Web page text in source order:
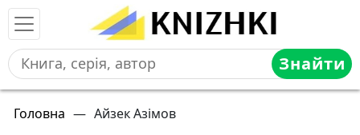
Знайти
Головна — Айзек Азімов